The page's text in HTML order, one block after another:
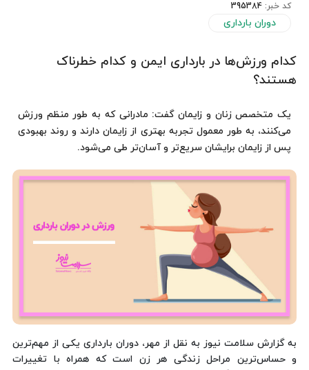
کد خبر: 395384
دوران بارداری
کدام ورزش‌ها در بارداری ایمن و کدام خطرناک
هستند؟
یک متخصص زنان و زایمان گفت: مادرانی که به طور منظم ورزش
می‌کنند، به طور معمول تجربه بهتری از زایمان دارند و روند بهبودی
پس از زایمان برایشان سریع‌تر و آسان‌تر طی می‌شود.
به گزارش سلامت نیوز به نقل از مهر، دوران بارداری یکی از مهم‌ترین
و حساس‌ترین مراحل زندگی هر زن است که همراه با تغییرات